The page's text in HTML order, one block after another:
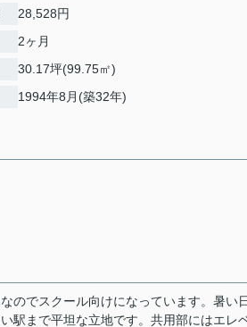
28,528円
2ヶ月
30.17坪(99.75㎡)
1994年8月(築32年)
のでスクール向けになっています。暑い
駅まで平坦な立地です。共用部にはエレ